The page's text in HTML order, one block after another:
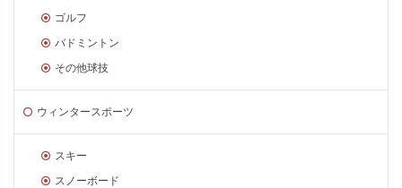
ゴルフ
バドミントン
その他球技
ウィンタースポーツ
スキー
スノーボード